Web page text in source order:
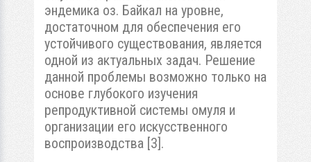
эндемика оз. Байкал на уровне,
достаточном для обеспечения его
устойчивого существования, является
одной из актуальных задач. Решение
данной проблемы возможно только на
основе глубокого изучения
репродуктивной системы омуля и
организации его искусственного
воспроизводства [3].